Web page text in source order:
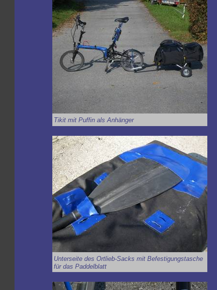
Tikit mit Puffin als Anhänger
Unterseite des Ortlieb-Sacks mit Befestigungstasche
für das Paddelblatt